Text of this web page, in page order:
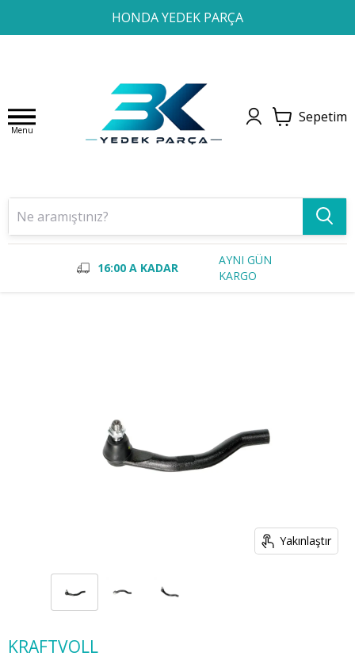
HONDA YEDEK PARÇA
1 2 3 4
Menu
Sepetim
16:00 A KADAR
AYNI GÜN
KARGO
Yakınlaştır
KRAFTVOLL